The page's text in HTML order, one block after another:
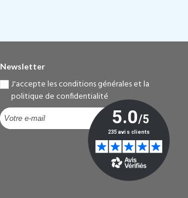
Newsletter
J'accepte les conditions générales et la
politique de confidentialité